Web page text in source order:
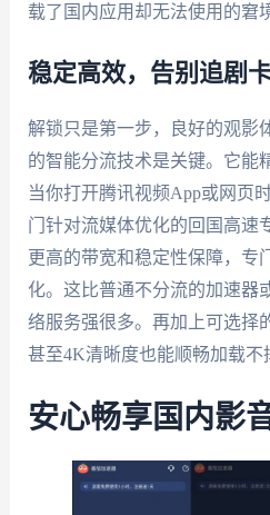
载了国内应用却无法使用的窘
稳定高效，告别追剧
解锁只是第一步，良好的观影
的智能分流技术是关键。它能
当你打开腾讯视频App或网页
门针对流媒体优化的回国高速
更高的带宽和稳定性保障，专
化。这比普通不分流的加速器
络服务强很多。再加上可选择
甚至4K清晰度也能顺畅加载不
安心畅享国内影